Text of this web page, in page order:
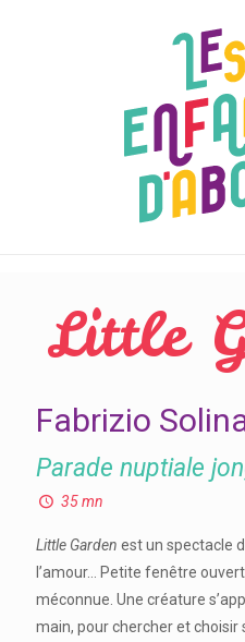
Little
Fabrizio
Parade nuptiale
35 mn
Little Garden est un spectacle
l’amour… Petite fenêtre
méconnue. Une créature
main, pour chercher et choisir